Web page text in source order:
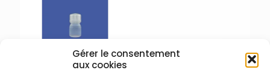
Gérer le consentement
aux cookies